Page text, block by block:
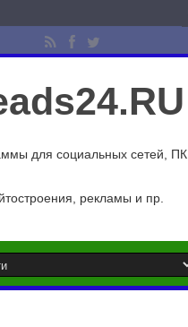
для социальных сетей, ПК,
рекламы и пр.